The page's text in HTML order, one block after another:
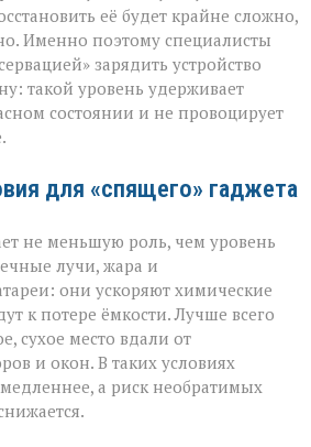
её будет крайне сложно,
Именно поэтому специалисты
зарядить устройство
такой уровень удерживает
состоянии и не провоцирует
для «спящего» гаджета
не меньшую роль, чем уровень
лучи, жара и
они ускоряют химические
к потере ёмкости. Лучше всего
сухое место вдали от
и окон. В таких условиях
медленнее, а риск необратимых